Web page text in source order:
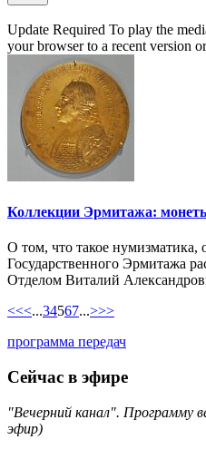
Update Required To play the
your browser to a recent version
Коллекции Эрмитажа:
О том, что такое нумизматика,
Государственного Эрмитажа
Отделом Виталий
<<<...34567...>>>
программа передач
Сейчас в эфире
"Вечерний канал". Программу
эфир)